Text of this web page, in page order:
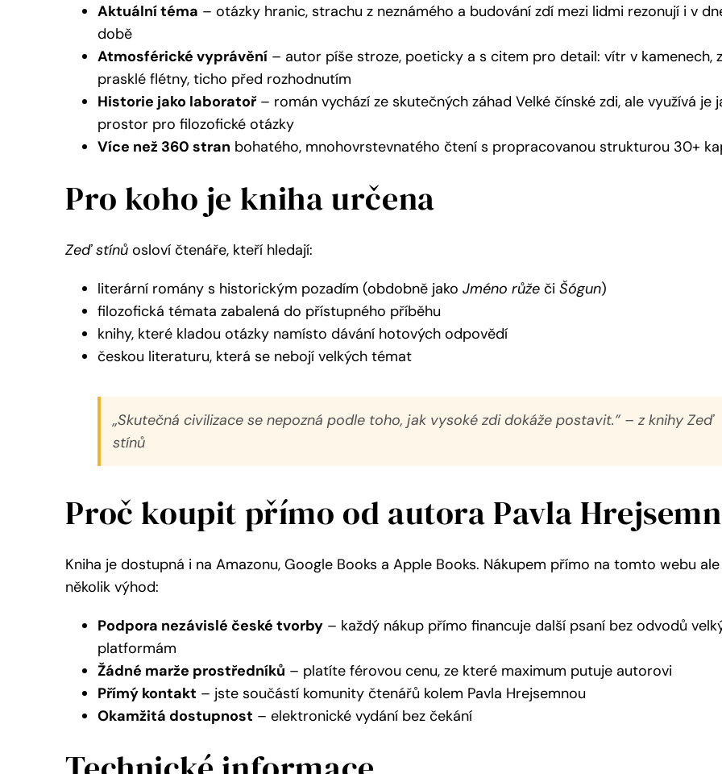
Aktuální téma – otázky hranic, strachu z neznámého a budování zdí mezi lidmi rezonují i v
době
Atmosférické vyprávění – autor píše stroze, poeticky a s citem pro detail: vítr v kamenech,
prasklé flétny, ticho před rozhodnutím
Historie jako laboratoř – román vychází ze skutečných záhad Velké čínské zdi, ale využívá je
prostor pro filozofické otázky
Více než 360 stran bohatého, mnohovrstevnatého čtení s propracovanou strukturou 30+
Pro koho je kniha určena
Zeď stínů osloví čtenáře, kteří hledají:
literární romány s historickým pozadím (obdobně jakoJméno růže čiŠógun)
filozofická témata zabalená do přístupného příběhu
knihy, které kladou otázky namísto dávání hotových odpovědí
českou literaturu, která se nebojí velkých témat
„Skutečná civilizace se nepozná podle toho, jak vysoké zdi dokáže postavit.” – z knihy Zeď
stínů
Proč koupit přímo od autora Pavla
Kniha je dostupná i na Amazonu, Google Books a Apple Books. Nákupem přímo na tomto webu
několik výhod:
Podpora nezávislé české tvorby – každý nákup přímo financuje další psaní bez odvodů
platformám
Žádné marže prostředníků – platíte férovou cenu, ze které maximum putuje autorovi
Přímý kontakt – jste součástí komunity čtenářů kolem Pavla Hrejsemnou
Okamžitá dostupnost – elektronické vydání bez čekání
働くとは何か バタに学ぶ
Từ quầy hàng đến đế chế:
Kniha 100